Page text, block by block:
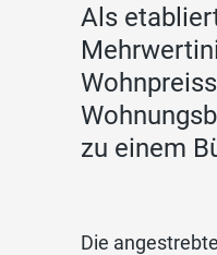
Als
zu einem
Die